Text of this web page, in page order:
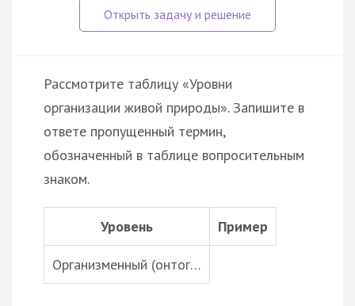
Рассмотрите таблицу «Уровни
организации живой природы». Запишите в
ответе пропущенный термин,
обозначенный в таблице вопросительным
знаком.
Уровень Пример
Организменный (онтог…